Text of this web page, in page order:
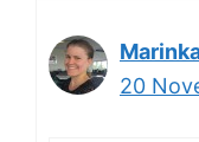
20